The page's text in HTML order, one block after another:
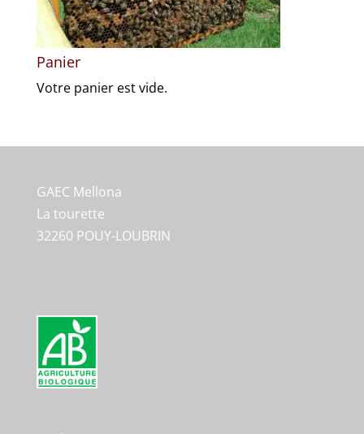
Panier
Votre panier est vide.
GAEC Mellona
La tourette
32260 POUY-LOUBRIN